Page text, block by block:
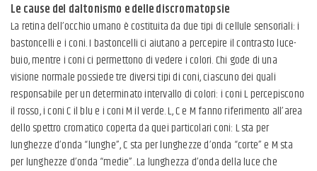
Le cause del daltonismo e delle discromatopsie
La retina dell’occhio umano è costituita da due tipi di cellule sensoriali: i
bastoncelli e i coni. I bastoncelli ci aiutano a percepire il contrasto luce-
buio, mentre i coni ci permettono di vedere i colori. Chi gode di una
visione normale possiede tre diversi tipi di coni, ciascuno dei quali
responsabile per un determinato intervallo di colori: i coni L percepiscono
il rosso, i coni C il blu e i coni M il verde. L, C e M fanno riferimento all’area
dello spettro cromatico coperta da quei particolari coni: L sta per
lunghezze d’onda “lunghe”, C sta per lunghezze d’onda “corte” e M sta
per lunghezze d’onda “medie”. La lunghezza d’onda della luce che